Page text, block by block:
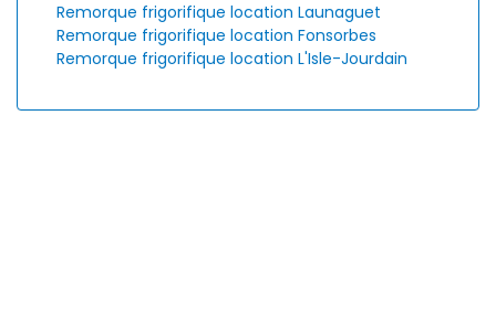
Remorque frigorifique location Launaguet
Remorque frigorifique location Fonsorbes
Remorque frigorifique location L'Isle-Jourdain